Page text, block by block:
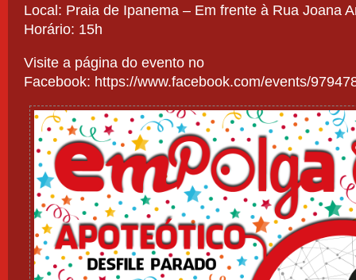
Local: Praia de Ipanema – Em frente à Rua Joana
Horário: 15h
Visite a página do evento no
Facebook: https://www.facebook.com/events/